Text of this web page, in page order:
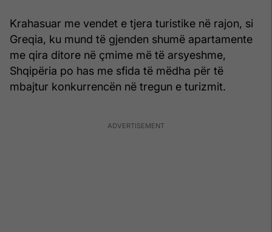
Krahasuar me vendet e tjera turistike në rajon, si
Greqia, ku mund të gjenden shumë apartamente
me qira ditore në çmime më të arsyeshme,
Shqipëria po has me sfida të mëdha për të
mbajtur konkurrencën në tregun e turizmit.